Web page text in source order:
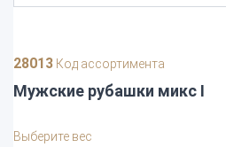
28013 Код ассортимента
Мужские рубашки микс I
Выберите вес